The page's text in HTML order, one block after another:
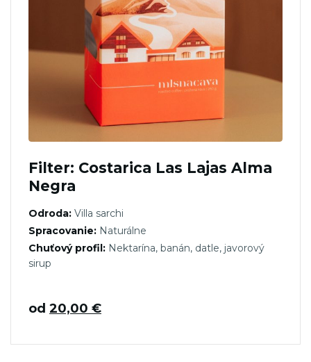
Filter: Costarica Las Lajas Alma
Negra
Odroda: Villa sarchi
Spracovanie: Naturálne
Chuťový profil: Nektarína, banán, datle, javorový
sirup
od 20,00 €